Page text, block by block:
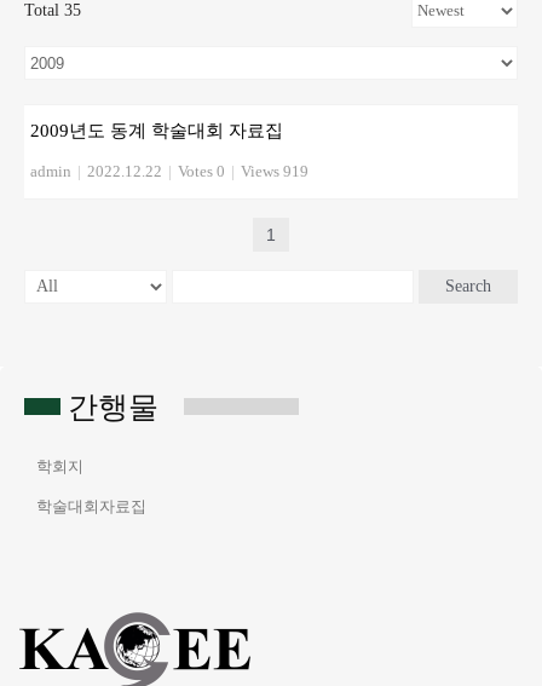
간행물
학회지
학술대회자료집
Total 35
2009년도 동계 학술대회 자료집
admin | 2022.12.22 | Votes 0 | Views 919
1
Search